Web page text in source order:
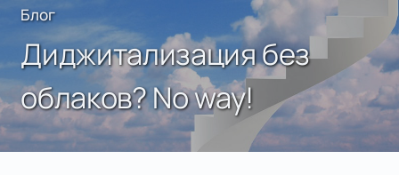
Блог
Диджитализация без
облаков? No way!